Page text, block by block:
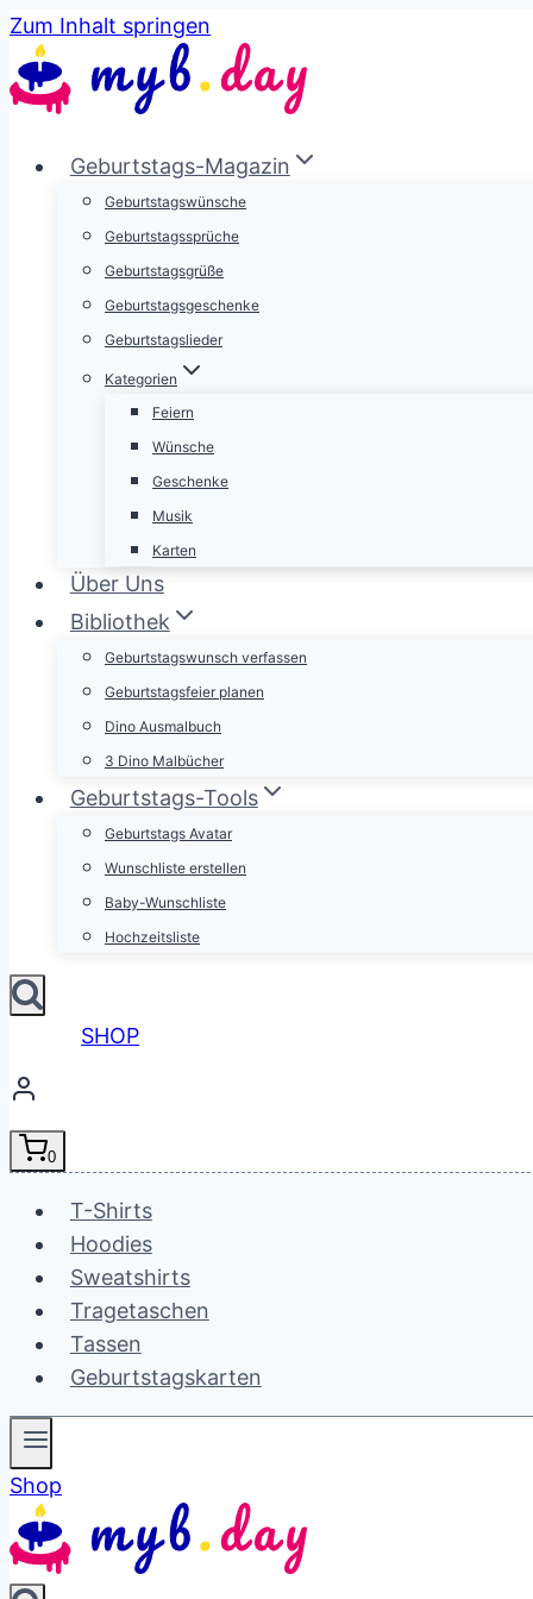
Zum Inhalt springen
Geburtstags-Magazin
Geburtstagswünsche
Geburtstagssprüche
Geburtstagsgrüße
Geburtstagsgeschenke
Geburtstagslieder
Kategorien
Feiern
Wünsche
Geschenke
Musik
Karten
Über Uns
Bibliothek
Geburtstagswunsch verfassen
Geburtstagsfeier planen
Dino Ausmalbuch
3 Dino Malbücher
Geburtstags-Tools
Geburtstags Avatar
Wunschliste erstellen
Baby-Wunschliste
Hochzeitsliste
SHOP
0
T-Shirts
Hoodies
Sweatshirts
Tragetaschen
Tassen
Geburtstagskarten
Shop